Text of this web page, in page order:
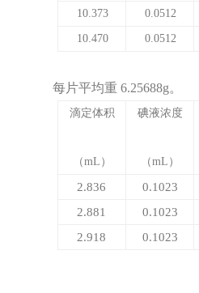
10.373 0.0512
10.470 0.0512
每片平均重6.25688g。
滴定体积
（mL ）
碘液浓度
（mL ）
2.836 0.1023
2.881
0.1023
2.918
0.1023